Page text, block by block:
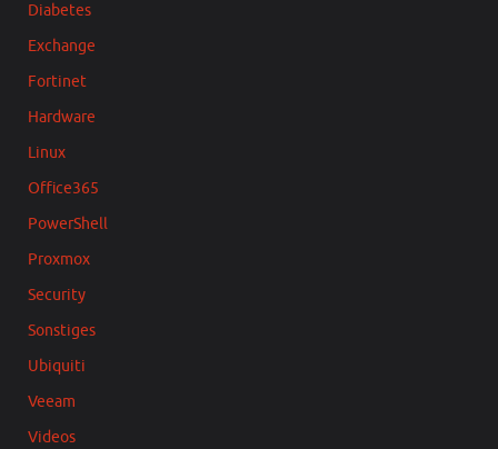
Diabetes
Exchange
Fortinet
Hardware
Linux
Office365
PowerShell
Proxmox
Security
Sonstiges
Ubiquiti
Veeam
Videos